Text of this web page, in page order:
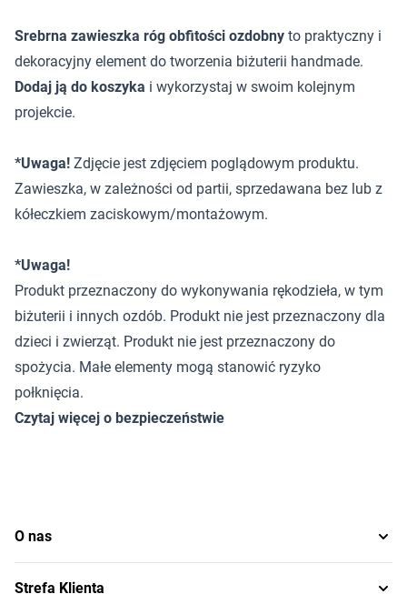
Srebrna zawieszka róg obfitości ozdobny to praktyczny i
dekoracyjny element do tworzenia biżuterii handmade.
Dodaj ją do koszyka i wykorzystaj w swoim kolejnym
projekcie.
*Uwaga! Zdjęcie jest zdjęciem poglądowym produktu.
Zawieszka, w zależności od partii, sprzedawana bez lub z
kółeczkiem zaciskowym/montażowym.
*Uwaga!
Produkt przeznaczony do wykonywania rękodzieła, w tym
biżuterii i innych ozdób. Produkt nie jest przeznaczony dla
dzieci i zwierząt. Produkt nie jest przeznaczony do
spożycia. Małe elementy mogą stanowić ryzyko
połknięcia.
Czytaj więcej o bezpieczeństwie
O nas
Strefa Klienta